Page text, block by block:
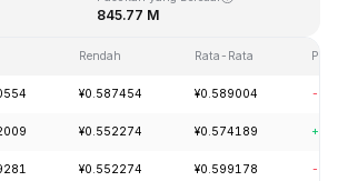
845.77 M
Rendah Rata-Rata
¥0.587454 ¥0.589004 -
¥0.552274 ¥0.574189
¥0.552274 ¥0.599178 -